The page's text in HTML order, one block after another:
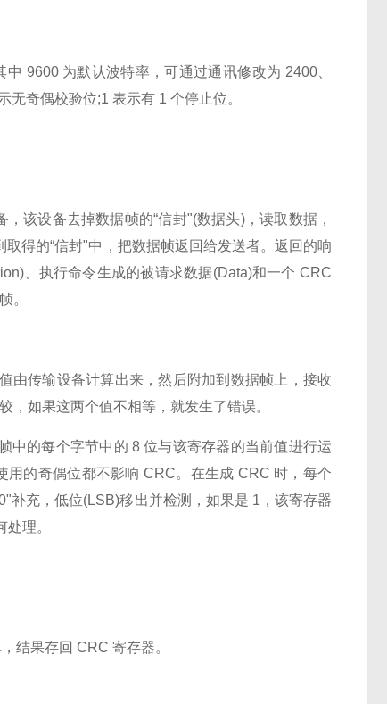
9600 为默认波特率，可通过通讯修改为 2400、
奇偶校验位;1 表示有 1 个停止位。
设备去掉数据帧的“信封"(数据头)，读取数据，
得的“信封"中，把数据帧返回给发送者。返回的响
、执行命令生成的被请求数据(Data)和一个 CRC
。
传输设备计算出来，然后附加到数据帧上，接收
如果这两个值不相等，就发生了错误。
的每个字节中的 8 位与该寄存器的当前值进行运
的奇偶位都不影响 CRC。在生成 CRC 时，每个
补充，低位(LSB)移出并检测，如果是 1，该寄存器
理。
果存回 CRC 寄存器。